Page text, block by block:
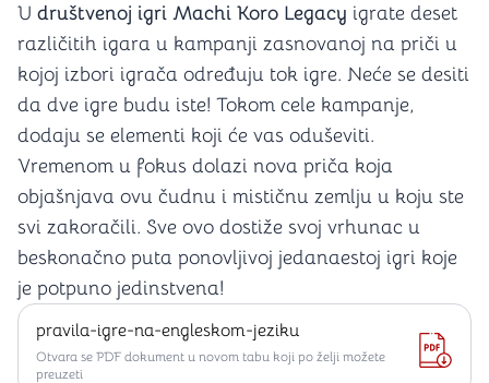
U društvenoj igri Machi Koro Legacy igrate deset
različitih igara u kampanji zasnovanoj na priči u
kojoj izbori igrača određuju tok igre. Neće se desiti
da dve igre budu iste! Tokom cele kampanje,
dodaju se elementi koji će vas oduševiti.
Vremenom u fokus dolazi nova priča koja
objašnjava ovu čudnu i mističnu zemlju u koju ste
svi zakoračili. Sve ovo dostiže svoj vrhunac u
beskonačno puta ponovljivoj jedanaestoj igri koje
je potpuno jedinstvena!
pravila-igre-na-engleskom-jeziku
Otvara se PDF dokument u novom tabu koji po želji možete
preuzeti